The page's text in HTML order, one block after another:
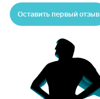
Оставить первый отзыв